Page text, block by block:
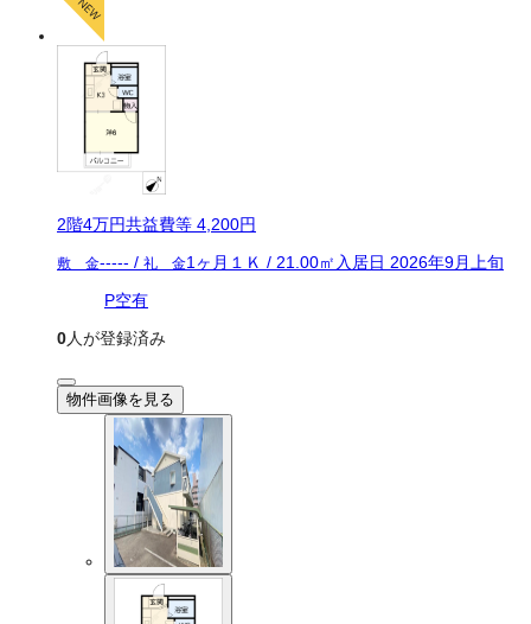
2階4万円共益費等 4,200円
敷 金----- / 礼 金1ヶ月 １Ｋ / 21.00㎡ 入居日 2026年9月上旬
P空有
0人が登録済み
物件画像を見る